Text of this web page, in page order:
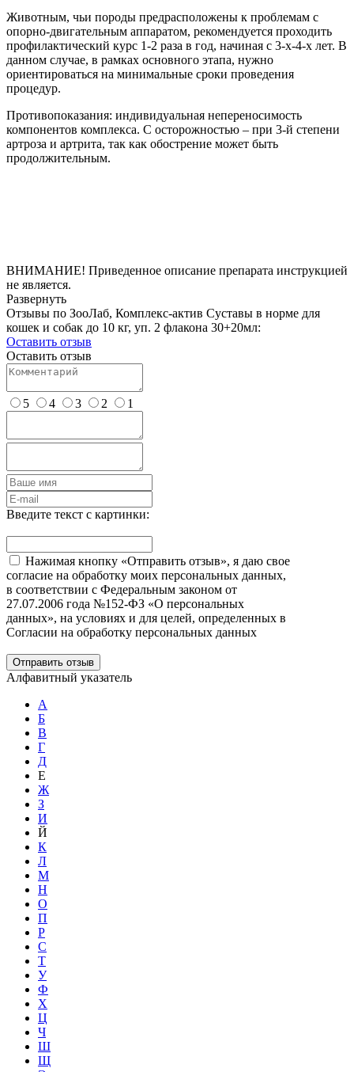
Животным, чьи породы предрасположены к проблемам с
опорно-двигательным аппаратом, рекомендуется проходить
профилактический курс 1-2 раза в год, начиная с 3-х-4-х лет. В
данном случае, в рамках основного этапа, нужно
ориентироваться на минимальные сроки проведения
процедур.
Противопоказания: индивидуальная непереносимость
компонентов комплекса. С осторожностью ‒ при 3-й степени
артроза и артрита, так как обострение может быть
продолжительным.
ВНИМАНИЕ! Приведенное описание препарата инструкцией
не является.
Развернуть
Отзывы по ЗооЛаб, Комплекс-актив Суставы в норме для
кошек и собак до 10 кг, уп. 2 флакона 30+20мл:
Оставить отзыв
Оставить отзыв
5 4 3 2 1
Введите текст с картинки:
Нажимая кнопку «Отправить отзыв», я даю свое
согласие на обработку моих персональных данных,
в соответствии с Федеральным законом от
27.07.2006 года №152-ФЗ «О персональных
данных», на условиях и для целей, определенных в
Согласии на обработку персональных данных
Отправить отзыв
Алфавитный указатель
А
Б
В
Г
Д
Е
Ж
З
И
Й
К
Л
М
Н
О
П
Р
С
Т
У
Ф
Х
Ц
Ч
Ш
Щ